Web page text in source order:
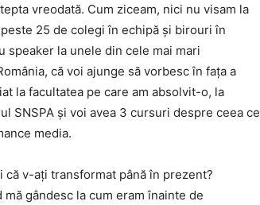
vreodată. Cum ziceam, nici nu visam la
25 de colegi în echipă și birouri în
speaker la unele din cele mai mari
că voi ajunge să vorbesc în fața a
la facultatea pe care am absolvit-o, la
SNSPA și voi avea 3 cursuri despre ceea ce
media.
v-ați transformat până în prezent?
gândesc la cum eram înainte de